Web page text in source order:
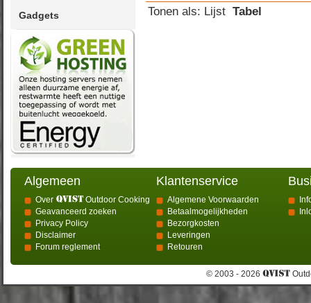
Gadgets Tonen als: Lijst Tabel
Algemeen
Over
Outdoor Cooking
Geavanceerd zoeken
Privacy Policy
Disclaimer
Forum reglement
Klantenservice
Algemene Voorwaarden
Betaalmogelijkheden
Bezorgkosten
Leveringen
Retouren
© 2003 - 2026